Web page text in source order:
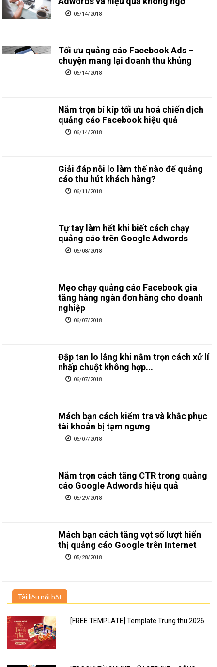
06/14/2018
Tối ưu quảng cáo Facebook Ads –
chuyện mang lại doanh thu khủng
06/14/2018
Nắm trọn bí kíp tối ưu hoá chiến dịch
quảng cáo Facebook hiệu quả
06/14/2018
Giải đáp nỗi lo làm thế nào để quảng
cáo thu hút khách hàng?
06/11/2018
Tự tay làm hết khi biết cách chạy
quảng cáo trên Google Adwords
06/08/2018
Mẹo chạy quảng cáo Facebook gia
tăng hàng ngàn đơn hàng cho doanh
nghiệp
06/07/2018
Đập tan lo lắng khi nắm trọn cách xử lí
nhấp chuột không hợp...
06/07/2018
Mách bạn cách kiểm tra và khắc phục
tài khoản bị tạm ngưng
06/07/2018
Nắm trọn cách tăng CTR trong quảng
cáo Google Adwords hiệu quả
05/29/2018
Mách bạn cách tăng vọt số lượt hiển
thị quảng cáo Google trên Internet
05/28/2018
Tài liệu nổi bật
[FREE TEMPLATE] Template Trung thu 2026